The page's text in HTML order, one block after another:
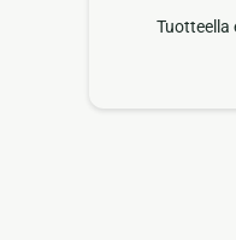
Tuotteella